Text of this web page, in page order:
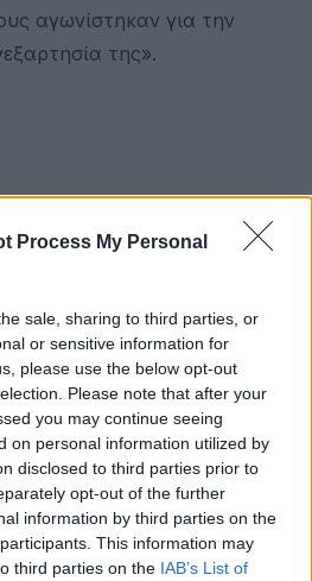
Process My Personal
sale, sharing to third parties, or
or sensitive information for
please use the below opt-out
Please note that after your
you may continue seeing
on personal information utilized by
disclosed to third parties prior to
opt-out of the further
information by third parties on the
This information may
third parties on the IAB’s List of
αγωνίστηκαν για την
της».